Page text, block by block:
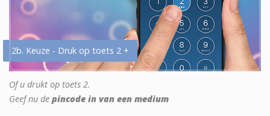
2b. Keuze - Druk op toets 2 +
Of u drukt op toets 2.
Geef nu de pincode in van een medium